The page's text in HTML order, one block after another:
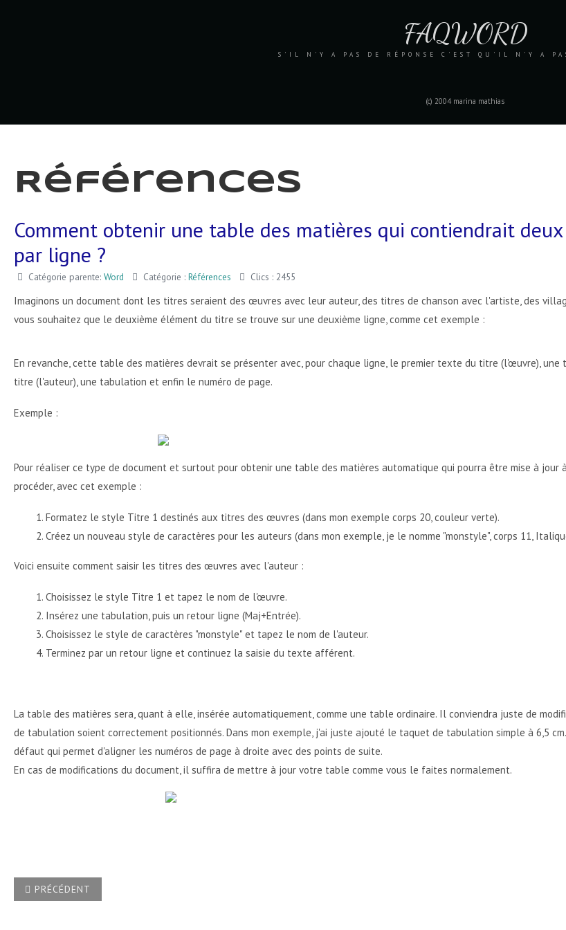
FAQWORD
S'IL N'Y A PAS DE RÉPONSE C'EST QU'IL N'Y A
(c) 2004 marina mathias
Références
Comment obtenir une table des matières qui contiendrait
par ligne ?
Catégorie parente: Word Catégorie : Références Clics : 2455
Imaginons un document dont les titres seraient des œuvres avec leur auteur, des titres de chanson avec l'artiste, des
vous souhaitez que le deuxième élément du titre se trouve sur une deuxième ligne, comme cet exemple :
En revanche, cette table des matières devrait se présenter avec, pour chaque ligne, le premier texte du titre (l'œuvre),
titre (l'auteur), une tabulation et enfin le numéro de page.
Exemple :
Pour réaliser ce type de document et surtout pour obtenir une table des matières automatique qui pourra être mise à jour
procéder, avec cet exemple :
Formatez le style Titre 1 destinés aux titres des œuvres (dans mon exemple corps 20, couleur verte).
Créez un nouveau style de caractères pour les auteurs (dans mon exemple, je le nomme "monstyle", corps 11,
Voici ensuite comment saisir les titres des œuvres avec l'auteur :
Choisissez le style Titre 1 et tapez le nom de l'œuvre.
Insérez une tabulation, puis un retour ligne (Maj+Entrée).
Choisissez le style de caractères "monstyle" et tapez le nom de l'auteur.
Terminez par un retour ligne et continuez la saisie du texte afférent.
La table des matières sera, quant à elle, insérée automatiquement, comme une table ordinaire. Il conviendra juste de
de tabulation soient correctement positionnés. Dans mon exemple, j'ai juste ajouté le taquet de tabulation simple à 6,5
défaut qui permet d'aligner les numéros de page à droite avec des points de suite.
En cas de modifications du document, il suffira de mettre à jour votre table comme vous le faites normalement.
ARTICLE PRÉCÉDENT : COMMENT NE PAS AFFICHER LES ENTRÉES D'INDEX {XE"BLABLA"} ?
PRÉCÉDENT